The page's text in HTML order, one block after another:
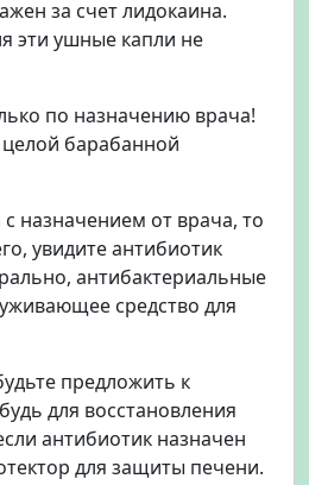
за счет лидокаина.
эти ушные капли не
по назначению врача!
барабанной
назначением от врача, то
увидите антибиотик
антибактериальные
средство для
предложить к
для восстановления
антибиотик назначен
для защиты печени.